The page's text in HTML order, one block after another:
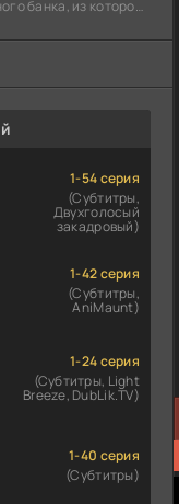
банка, из которого
1-54 серия
(Субтитры,
Двухголосый
закадровый)
1-42 серия
(Субтитры,
AniMaunt)
1-24 серия
(Субтитры, Light
Breeze, DubLik.TV)
1-40 серия
(Субтитры)